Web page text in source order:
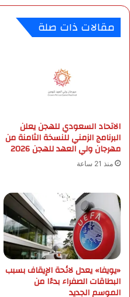
ل
.
و
ا
ل
ن
ص
ت
س
ج
ل
4
ا
ذ
ك
ر
ى
ت
ق
ا
ل
ل
ا
مقالات ذات صلة
الاتحاد السعودي للهجن يعلن
البرنامج الزمني للنسخة الثامنة من
مهرجان ولي العهد للهجن 2026
منذ 21 ساعة
«يويفا» يعدل لائحة الإيقاف بسبب
البطاقات الصفراء بدءًا من
الموسم الجديد